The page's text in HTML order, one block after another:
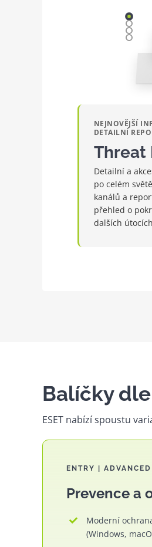
NEJNOVĚJŠÍ
DETAILNÍ
Threat
Detailní a
po celém
kanálů a
přehled o
dalších
Balíčky
ESET nabízí spoustu
ENTRY |
Prevence a
Moderní
(Windows,